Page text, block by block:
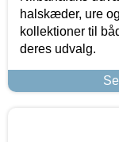
halskæder, ure
kollektioner til
deres udvalg.